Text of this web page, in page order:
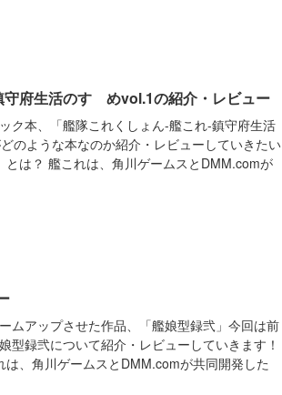
府生活のすゝめvol.1の紹介・レビュー
ク本、「艦隊これくしょん-艦これ-鎮守府生活
のような本なのか紹介・レビューしていきたい
とは？ 艦これは、角川ゲームスとDMM.comが
ムアップさせた作品、「艦娘型録弐」今回は前
型録弐について紹介・レビューしていきます！
は、角川ゲームスとDMM.comが共同開発した